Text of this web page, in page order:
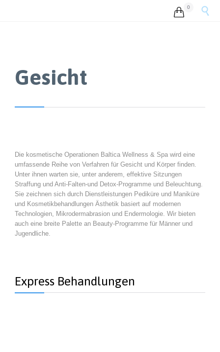
 0 
Gesicht
Die kosmetische Operationen Baltica Wellness & Spa wird eine
umfassende Reihe von Verfahren für Gesicht und Körper finden.
Unter ihnen warten sie, unter anderem, effektive Sitzungen
Straffung und Anti-Falten-und Detox-Programme und Beleuchtung.
Sie zeichnen sich durch Dienstleistungen Pediküre und Maniküre
und Kosmetikbehandlungen Ästhetik basiert auf modernen
Technologien, Mikrodermabrasion und Endermologie. Wir bieten
auch eine breite Palette an Beauty-Programme für Männer und
Jugendliche.
Express Behandlungen